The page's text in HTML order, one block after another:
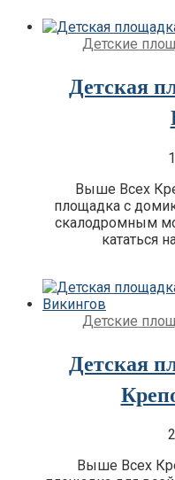
Детские
Детская
Выше Всех
площадка с
скалодромным
кататься
Детские
Детская
Выше Всех